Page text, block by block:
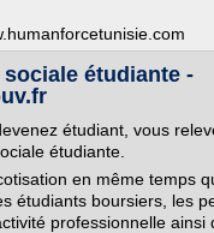
étudiante -
étudiant, vous
étudiante.
en même temps
étudiants boursiers, les
professionnelle ainsi